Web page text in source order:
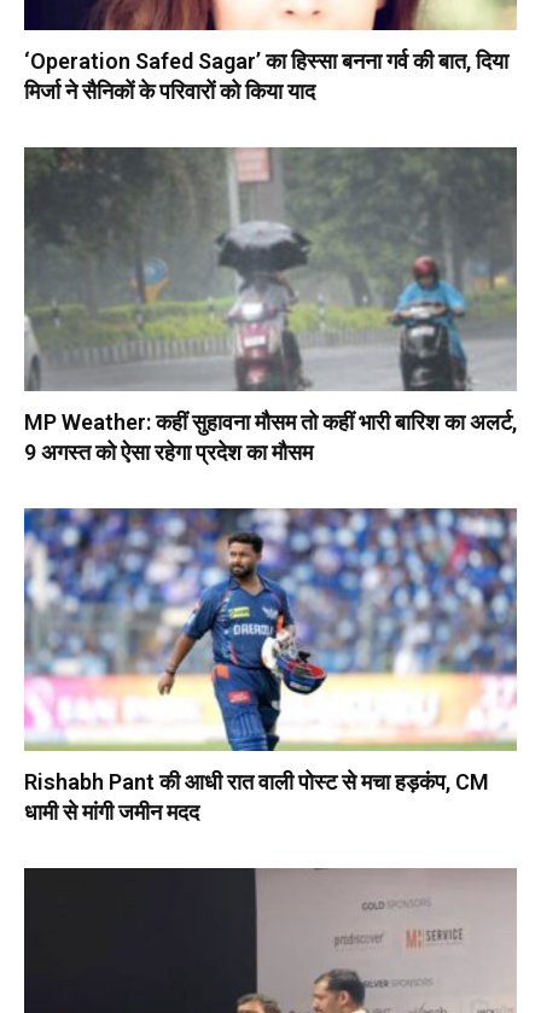
‘Operation Safed Sagar’ का हिस्सा बनना गर्व की बात, दिया
मिर्जा ने सैनिकों के परिवारों को किया याद
MP Weather: कहीं सुहावना मौसम तो कहीं भारी बारिश का अलर्ट,
9 अगस्त को ऐसा रहेगा प्रदेश का मौसम
Rishabh Pant की आधी रात वाली पोस्ट से मचा हड़कंप, CM
धामी से मांगी जमीन मदद